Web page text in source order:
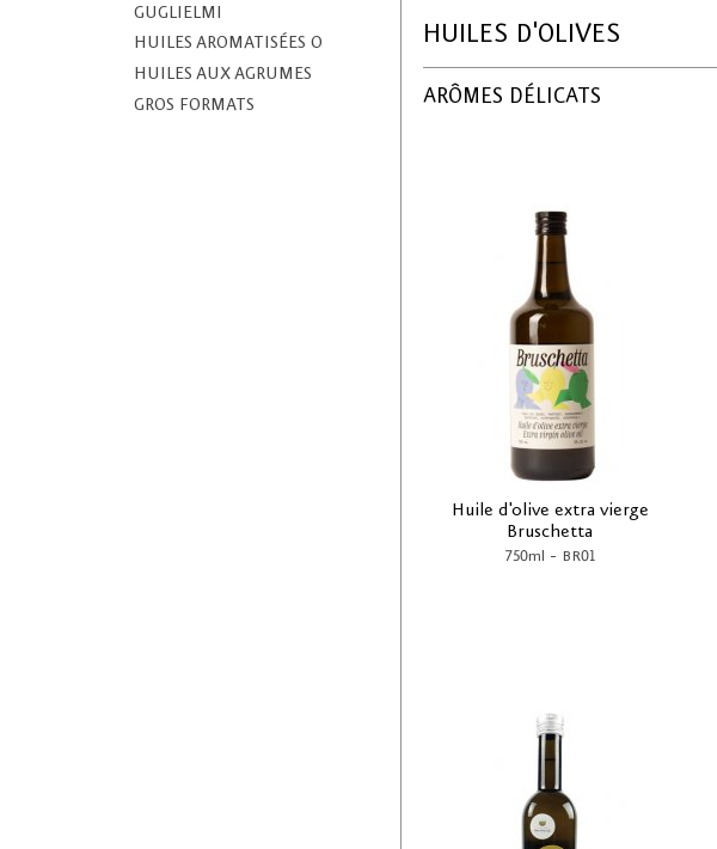
GUGLIELMI
HUILES AROMATISÉES O
HUILES AUX AGRUMES
GROS FORMATS
HUILES D'OLIVES
ARÔMES DÉLICATS
Huile d'olive extra vierge
Bruschetta
750ml - BR01